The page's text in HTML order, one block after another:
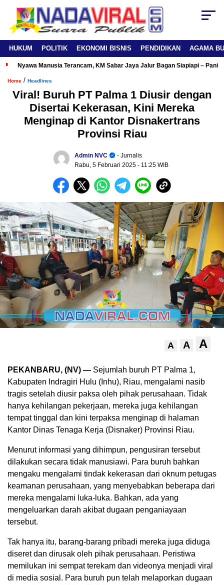
HUKUM POLITIK EKONOMI BISNIS PENDIDIKAN AGAMA
Nyawa Manusia Terancam, KM Sabar Jaya Jalur Bagan Siapiapi –
Home / Headlines
Viral! Buruh PT Palma 1 Diusir dengan
Disertai Kekerasan, Kini Mereka
Menginap di Kantor Disnakertrans
Provinsi Riau
Admin NVC
- Jurnalis
Rabu, 5 Februari 2025 - 11:25 WIB
A A A
PEKANBARU, (NV) — Sejumlah buruh PT Palma 1,
Kabupaten Indragiri Hulu (Inhu), Riau, mengalami nasib
tragis setelah diusir paksa oleh pihak perusahaan. Tidak
hanya kehilangan pekerjaan, mereka juga kehilangan
tempat tinggal dan kini terpaksa menginap di halaman
Kantor Dinas Tenaga Kerja (Disnaker) Provinsi Riau.
Menurut informasi yang dihimpun, pengusiran tersebut
dilakukan secara tidak manusiawi. Para buruh bahkan
mengaku mengalami tindak kekerasan dari oknum petugas
keamanan perusahaan, yang menyebabkan beberapa dari
mereka mengalami luka-luka. Bahkan, ada yang
mengeluarkan darah akibat dugaan penganiayaan
tersebut.
Tak hanya itu, barang-barang pribadi mereka juga diduga
diseret dan dirusak oleh pihak perusahaan. Peristiwa
memilukan ini sempat terekam dan videonya menjadi viral
di media sosial. Para buruh pun telah melaporkan dugaan